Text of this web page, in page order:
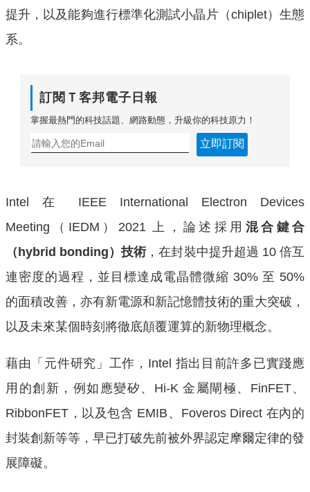
提升，以及能夠進行標準化測試小晶片（chiplet）生態
系。
訂閱Ｔ客邦電子日報
掌握最熱門的科技話題、網路動態，升級你的科技原力！
立即訂閱
Intel 在 IEEE International Electron Devices
Meeting（IEDM）2021 上，論述採用 混合鍵合
（hybrid bonding）技術 ，在封裝中提升超過 10 倍互
連密度的過程，並目標達成電晶體微縮 30% 至 50%
的面積改善，亦有新電源和新記憶體技術的重大突破，
以及未來某個時刻將徹底顛覆運算的新物理概念。
藉由「元件研究」工作，Intel 指出目前許多已實踐應
用的創新，例如應變矽、Hi-K 金屬閘極、FinFET、
RibbonFET，以及包含 EMIB、Foveros Direct 在內的
封裝創新等等，早已打破先前被外界認定摩爾定律的發
展障礙。